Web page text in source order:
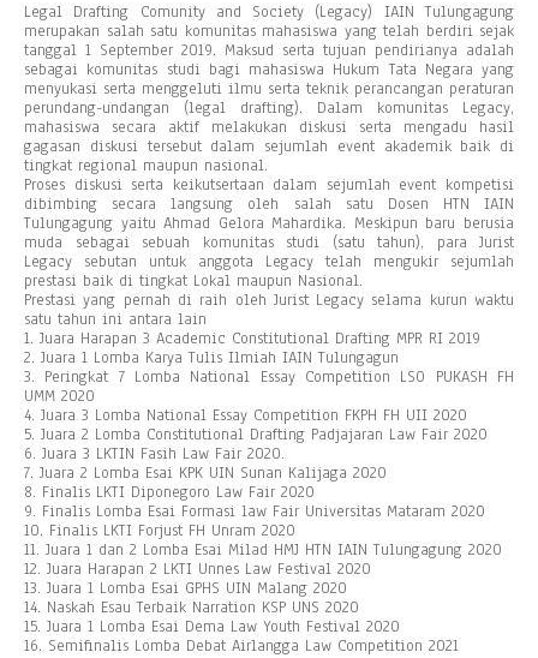
Legal Drafting Comunity and Society (Legacy) IAIN Tulungagung
merupakan salah satu komunitas mahasiswa yang telah berdiri sejak
tanggal 1 September 2019. Maksud serta tujuan pendirianya adalah
sebagai komunitas studi bagi mahasiswa Hukum Tata Negara yang
menyukasi serta menggeluti ilmu serta teknik perancangan peraturan
perundang-undangan (legal drafting). Dalam komunitas Legacy,
mahasiswa secara aktif melakukan diskusi serta mengadu hasil
gagasan diskusi tersebut dalam sejumlah event akademik baik di
tingkat regional maupun nasional.
Proses diskusi serta keikutsertaan dalam sejumlah event kompetisi
dibimbing secara langsung oleh salah satu Dosen HTN IAIN
Tulungagung yaitu Ahmad Gelora Mahardika. Meskipun baru berusia
muda sebagai sebuah komunitas studi (satu tahun), para Jurist
Legacy sebutan untuk anggota Legacy telah mengukir sejumlah
prestasi baik di tingkat Lokal maupun Nasional.
Prestasi yang pernah di raih oleh Jurist Legacy selama kurun waktu
satu tahun ini antara lain
1. Juara Harapan 3 Academic Constitutional Drafting MPR RI 2019
2. Juara 1 Lomba Karya Tulis Ilmiah IAIN Tulungagun
3. Peringkat 7 Lomba National Essay Competition LSO PUKASH FH
UMM 2020
4. Juara 3 Lomba National Essay Competition FKPH FH UII 2020
5. Juara 2 Lomba Constitutional Drafting Padjajaran Law Fair 2020
6. Juara 3 LKTIN Fasih Law Fair 2020.
7. Juara 2 Lomba Esai KPK UIN Sunan Kalijaga 2020
8. Finalis LKTI Diponegoro Law Fair 2020
9. Finalis Lomba Esai Formasi law Fair Universitas Mataram 2020
10. Finalis LKTI Forjust FH Unram 2020
11. Juara 1 dan 2 Lomba Esai Milad HMJ HTN IAIN Tulungagung 2020
12. Juara Harapan 2 LKTI Unnes Law Festival 2020
13. Juara 1 Lomba Esai GPHS UIN Malang 2020
14. Naskah Esau Terbaik Narration KSP UNS 2020
15. Juara 1 Lomba Esai Dema Law Youth Festival 2020
16. Semifinalis Lomba Debat Airlangga Law Competition 2021